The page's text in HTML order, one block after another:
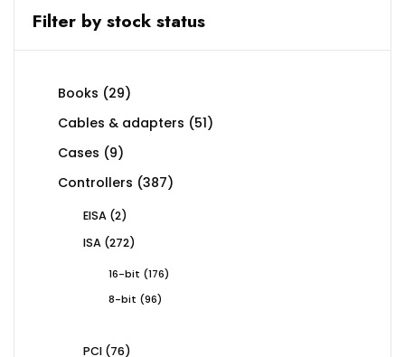
Filter by stock status
Books 2929
Cables & adapters 5151
Cases 99
products
Controllers 387387
EISA 22
ISA 272272
16-bit 176176
8-bit
9696
PCI 7676